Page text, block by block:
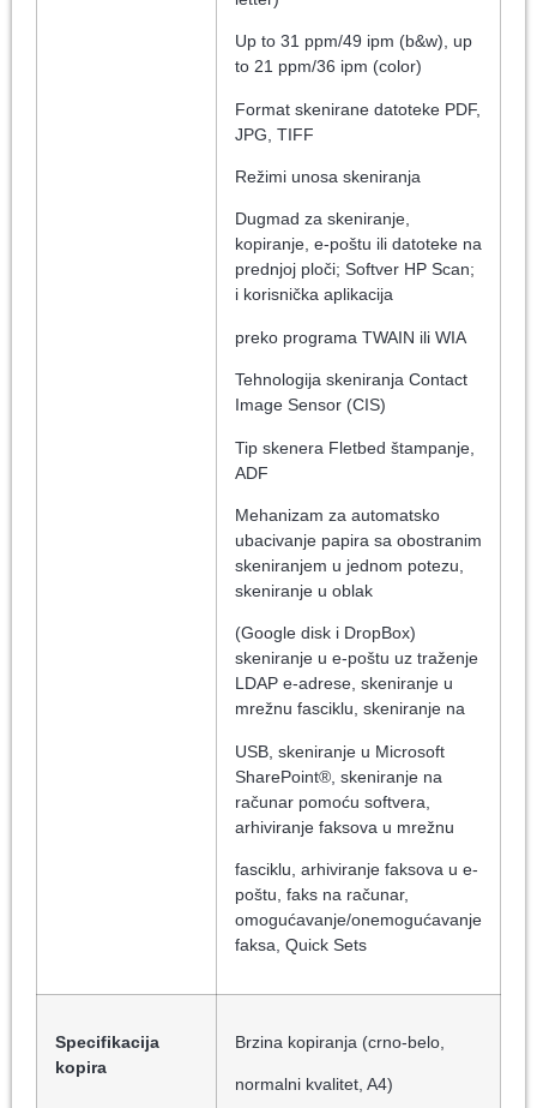
Up to 31 ppm/49 ipm (b&w), up
to 21 ppm/36 ipm (color)
Format skenirane datoteke PDF,
JPG, TIFF
Režimi unosa skeniranja
Dugmad za skeniranje,
kopiranje, e-poštu ili datoteke na
prednjoj ploči; Softver HP Scan;
i korisnička aplikacija
preko programa TWAIN ili WIA
Tehnologija skeniranja Contact
Image Sensor (CIS)
Tip skenera Fletbed štampanje,
ADF
Mehanizam za automatsko
ubacivanje papira sa obostranim
skeniranjem u jednom potezu,
skeniranje u oblak
(Google disk i DropBox)
skeniranje u e-poštu uz traženje
LDAP e-adrese, skeniranje u
mrežnu fasciklu, skeniranje na
USB, skeniranje u Microsoft
SharePoint®, skeniranje na
računar pomoću softvera,
arhiviranje faksova u mrežnu
fasciklu, arhiviranje faksova u e-
poštu, faks na računar,
omogućavanje/onemogućavanje
faksa, Quick Sets
Specifikacija
kopira
Brzina kopiranja (crno-belo,
normalni kvalitet, A4)